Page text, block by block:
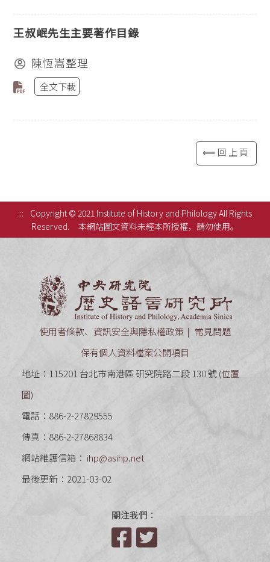
王叔岷先生主要著作目錄
陳恆嵩整理
全文下載
⟸回上頁
:::
Copyright © 2021 Institute of History and Philology All Rights
Reserved.
本網站圖文資料未經本所授權，請勿使用。
使用者條款、資訊安全與隱私權政策
常見問題
保有個人資料檔案公開項目
地址：115201 台北市南港區 研究院路二段 130 號 (位置
圖)
電話：886-2-27829555
傳真：886-2-27868834
網站維護信箱： ihp@asihp.net
最後更新：2021-03-02
關注我們：
Facebook